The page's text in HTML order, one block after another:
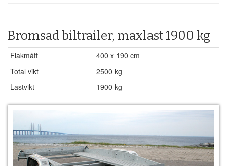
Bromsad biltrailer, maxlast 1900 kg
Flakmått
400 x 190 cm
Total vikt
2500 kg
Lastvikt
1900 kg